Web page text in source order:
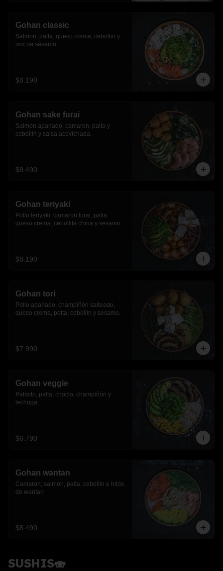
Gohan classic
Salmon, palta, queso crema, cebollin y
mix de sésamo.
$8.190
Gohan sake furai
Salmon apanado, camaron, palta y
cebollin y salsa acevichada.
$8.490
Gohan teriyaki
Pollo teriyaki, camaron furai, palta,
queso crema, cebollita china y sesamo.
$8.190
Gohan tori
Pollo apanado, champiñón salteado,
queso crema, palta, cebollín y sesamo.
$7.990
Gohan veggie
Palmito, palta, choclo, champiñón y
lechuga.
$6.790
Gohan wantan
Camaron, salmon, palta, cebollin e hilos
de wantan
$8.490
SUSHIS🍣